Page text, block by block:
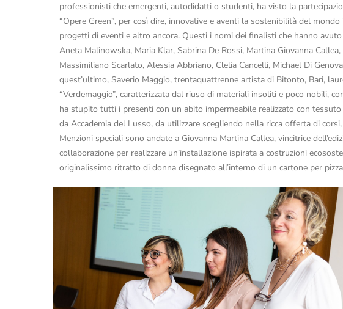
professionisti che emergenti, autodidatti o studenti, ha visto la
“Opere Green”, per così dire, innovative e aventi la sostenibilità del
progetti di eventi e altro ancora. Questi i nomi dei finalisti che hanno
Aneta Malinowska, Maria Klar, Sabrina De Rossi, Martina Giovanna
Massimiliano Scarlato, Alessia Abbriano, Clelia Cancelli, Michael Di
quest’ultimo, Saverio Maggio, trentaquattrenne artista di Bitonto, Bari,
“Verdemaggio”, caratterizzata dal riuso di materiali insoliti e poco nobili,
ha stupito tutti i presenti con un abito impermeabile realizzato con
da Accademia del Lusso, da utilizzare scegliendo nella ricca offerta di
Menzioni speciali sono andate a Giovanna Martina Callea, vincitrice
collaborazione per realizzare un’installazione ispirata a costruzioni
originalissimo ritratto di donna disegnato all’interno di un cartone per